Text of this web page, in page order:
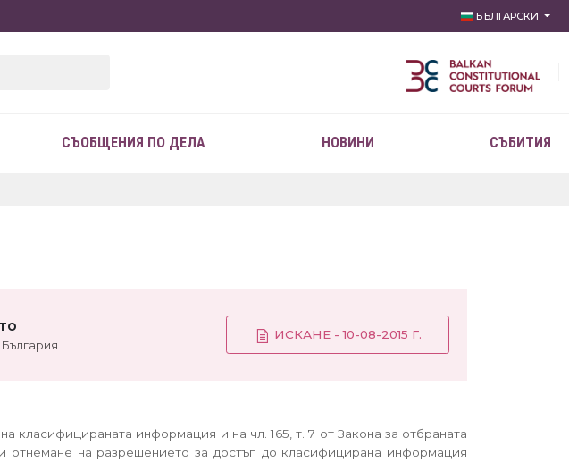
БЪЛГАРСКИ
СЪОБЩЕНИЯ ПО ДЕЛА НОВИНИ СЪБИТИЯ
ИСКАНЕ - 10-08-2015 Г.
класифицираната информация и на чл. 165, т. 7 от Закона за отбраната
отнемане на разрешението за достъп до класифицирана информация